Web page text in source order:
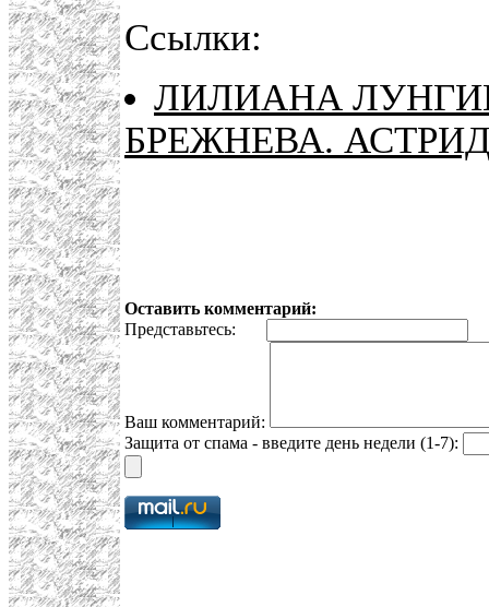
Ссылки:
ЛИЛИАНА
БРЕЖНЕВА.
Оставить комментарий:
Представьтесь:
Ваш комментарий:
Защита от спама - введите день недели (1-7):